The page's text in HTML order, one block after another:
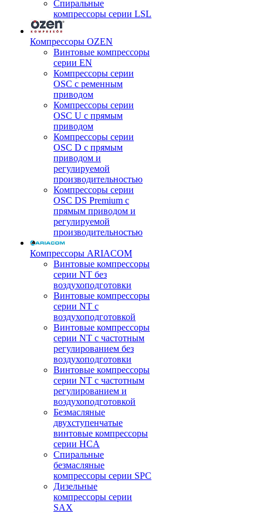
Спиральные
компрессоры серии LSL
Компрессоры OZEN
Винтовые компрессоры
серии EN
Компрессоры серии
OSC с ременным
приводом
Компрессоры серии
OSC U с прямым
приводом
Компрессоры серии
OSC D с прямым
приводом и
регулируемой
производительностью
Компрессоры серии
OSC DS Premium с
прямым приводом и
регулируемой
производительностью
Компрессоры ARIACOM
Винтовые компрессоры
серии NT без
воздухоподготовки
Винтовые компрессоры
серии NT c
воздухоподготовкой
Винтовые компрессоры
серии NT с частотным
регулированием без
воздухоподготовки
Винтовые компрессоры
серии NT с частотным
регулированием и
воздухоподготовкой
Безмасляные
двухступенчатые
винтовые компрессоры
серии HCA
Спиральные
безмасляные
компрессоры серии SPC
Дизельные
компрессоры серии
SAX